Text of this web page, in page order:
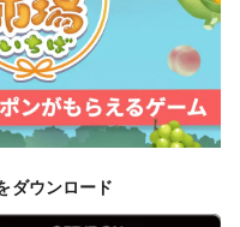
ダウンロード